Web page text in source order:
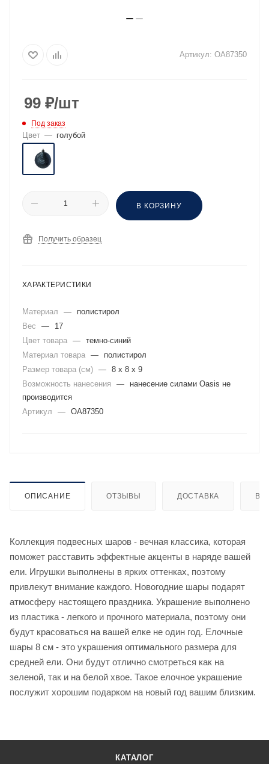
Артикул: OA87350
99 ₽/шт
Под заказ
Цвет — голубой
В КОРЗИНУ
Получить образец
ХАРАКТЕРИСТИКИ
Материал —
полистирол
Вес
—
17
Цвет товара — темно-синий
Материал товара —
полистирол
Размер товара (см) — 8 х 8 х 9
Возможность нанесения
—
нанесение силами Oasis не
производится
Артикул
— OA87350
ОПИСАНИЕ ОТЗЫВЫ ДОСТАВКА
Коллекция подвесных шаров - вечная классика, которая
поможет расставить эффектные акценты в наряде вашей
ели. Игрушки выполнены в ярких оттенках, поэтому
привлекут внимание каждого. Новогодние шары подарят
атмосферу настоящего праздника. Украшение выполнено
из пластика - легкого и прочного материала, поэтому они
будут красоваться на вашей елке не один год. Елочные
шары 8 см - это украшения оптимального размера для
средней ели. Они будут отлично смотреться как на
зеленой, так и на белой хвое. Такое елочное украшение
послужит хорошим подарком на новый год вашим близким.
КАТАЛОГ